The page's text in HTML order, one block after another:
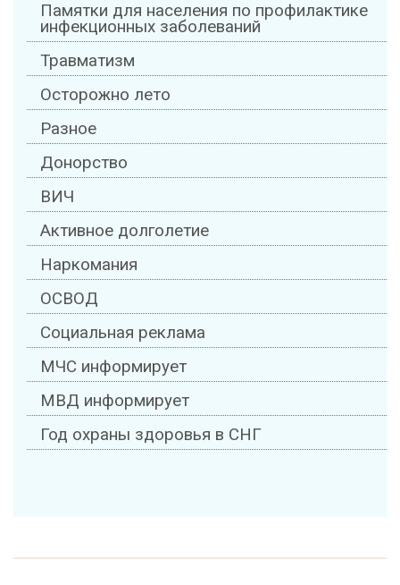
Памятки для населения по профилактике
инфекционных заболеваний
Травматизм
Осторожно лето
Разное
Донорство
ВИЧ
Активное долголетие
Наркомания
ОСВОД
Социальная реклама
МЧС информирует
МВД информирует
Год охраны здоровья в СНГ